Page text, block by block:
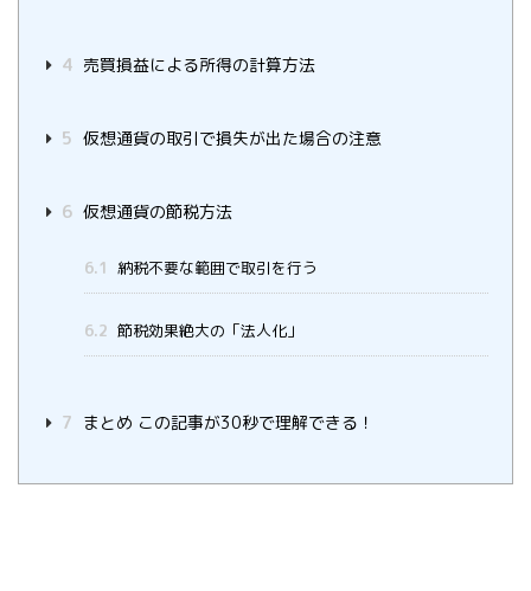
4 売買損益による所得の計算方法
5 仮想通貨の取引で損失が出た場合の注意
6 仮想通貨の節税方法
6.1 納税不要な範囲で取引を行う
6.2 節税効果絶大の「法人化」
7 まとめ この記事が30秒で理解できる！